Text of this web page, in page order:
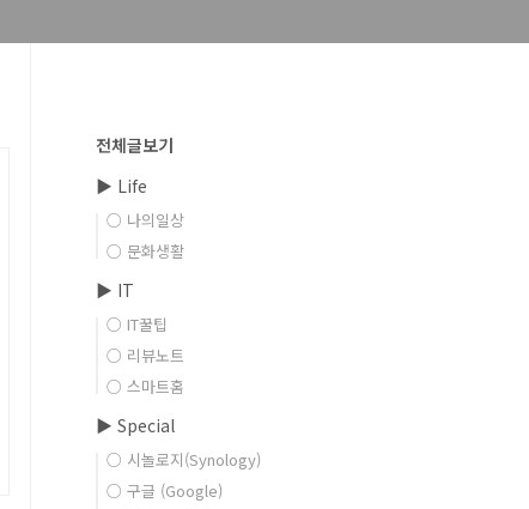
전체글보기
▶ Life
○ 나의일상
○ 문화생활
▶ IT
○ IT꿀팁
○ 리뷰노트
○ 스마트홈
▶ Special
○ 시놀로지(Synology)
○ 구글 (Google)